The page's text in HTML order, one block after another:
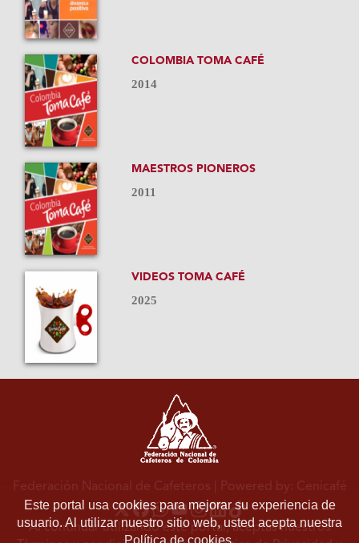
COLOMBIA TOMA CAFÉ
2014
MAESTROS PIONEROS
2011
VIDEOS TOMA CAFÉ
2025
Este portal usa cookies para mejorar su experiencia de
usuario. Al utilizar nuestro sitio web, usted acepta nuestra
Política de cookies.
Federación Nacional de Cafeteros | Powered by: Cenicafé
Al continuar utilizando este portal, aceptas nuestros